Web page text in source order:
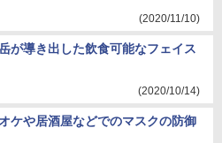
(2020/11/10)
が導き出した飲食可能なフェイス
(2020/10/14)
ケや居酒屋などでのマスクの防御